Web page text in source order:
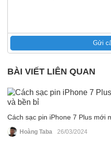
Gửi
BÀI VIẾT LIÊN QUAN
Cách sạc pin iPhone 7 Plus mới
Hoàng Taba 26/03/2024